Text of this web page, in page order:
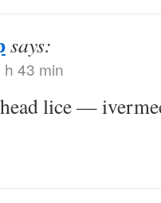
says:
43 min
lice —